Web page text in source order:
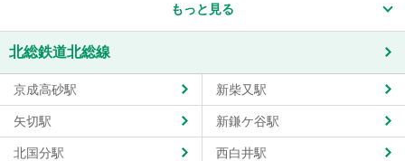
もっと見る
北総鉄道北総線
京成高砂駅 新柴又駅
矢切駅 新鎌ケ谷駅
北国分駅 西白井駅